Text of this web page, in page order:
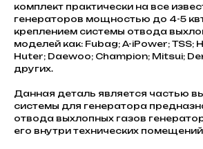
комплект практически на все
генераторов мощностью до 4-5
креплением системы отвода
моделей как: Fubag; A-iPower; TSS;
Huter; Daewoo; Champion; Mitsui;
других.
Данная деталь является частью
системы для генератора
отвода выхлопных газов
его внутри технических